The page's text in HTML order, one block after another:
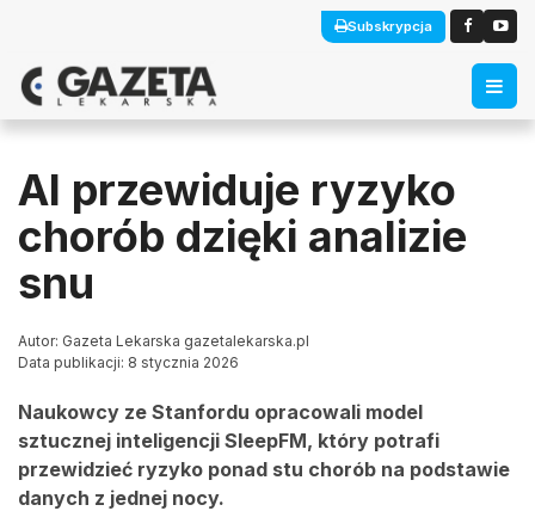
Subskrypcja
AI przewiduje ryzyko
chorób dzięki analizie
snu
Autor: Gazeta Lekarska gazetalekarska.pl
Data publikacji: 8 stycznia 2026
Naukowcy ze Stanfordu opracowali model
sztucznej inteligencji SleepFM, który potrafi
przewidzieć ryzyko ponad stu chorób na podstawie
danych z jednej nocy.